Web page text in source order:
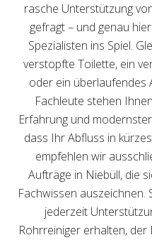
rasche Unterstützung
gefragt – und genau
Spezialisten ins Spiel.
verstopfte Toilette, ein
oder ein überlaufendes
Fachleute stehen
Erfahrung und
dass Ihr Abfluss in
empfehlen wir
Aufträge in Niebüll, die
Fachwissen auszeichnen.
jederzeit
Rohrreiniger erhalten,